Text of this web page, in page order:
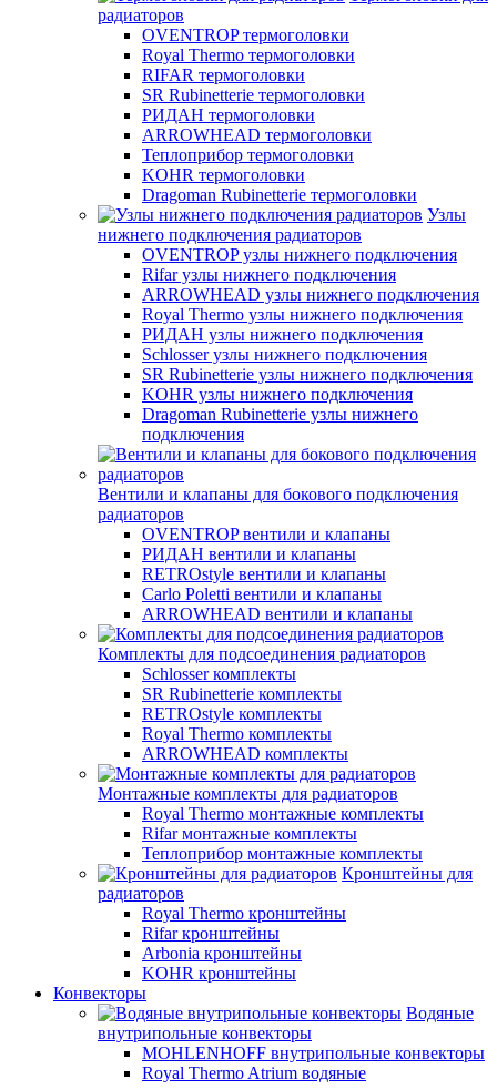
радиаторов
OVENTROP термоголовки
Royal Thermo термоголовки
RIFAR термоголовки
SR Rubinetterie термоголовки
РИДАН термоголовки
ARROWHEAD термоголовки
Теплоприбор термоголовки
KOHR термоголовки
Dragoman Rubinetterie термоголовки
Узлы
нижнего подключения радиаторов
OVENTROP узлы нижнего подключения
Rifar узлы нижнего подключения
ARROWHEAD узлы нижнего подключения
Royal Thermo узлы нижнего подключения
РИДАН узлы нижнего подключения
Schlosser узлы нижнего подключения
SR Rubinetterie узлы нижнего подключения
KOHR узлы нижнего подключения
Dragoman Rubinetterie узлы нижнего
подключения
Вентили и клапаны для бокового подключения
радиаторов
OVENTROP вентили и клапаны
РИДАН вентили и клапаны
RETROstyle вентили и клапаны
Carlo Poletti вентили и клапаны
ARROWHEAD вентили и клапаны
Комплекты для подсоединения радиаторов
Schlosser комплекты
SR Rubinetterie комплекты
RETROstyle комплекты
Royal Thermo комплекты
ARROWHEAD комплекты
Монтажные комплекты для радиаторов
Royal Thermo монтажные комплекты
Rifar монтажные комплекты
Теплоприбор монтажные комплекты
Кронштейны для
радиаторов
Royal Thermo кронштейны
Rifar кронштейны
Arbonia кронштейны
KOHR кронштейны
Конвекторы
Водяные
внутрипольные конвекторы
MOHLENHOFF внутрипольные конвекторы
Royal Thermo Atrium водяные